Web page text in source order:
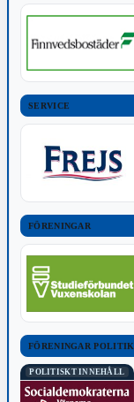
SERVICE
FÖRENINGAR
FÖRENINGAR POLITIK
POLITISKT INNEHÅLL